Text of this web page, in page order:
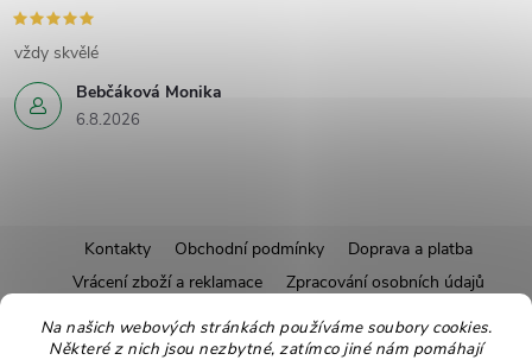
Na našich webových stránkách používáme soubory cookies.
Některé z nich jsou nezbytné, zatímco jiné nám pomáhají
Bebčáková Monika
6.8.2026
vždy skvělé
á
Kontakty Obchodní podmínky
Doprava a platba
Vrácení zboží a reklamace
Zpracování osobních údajů
Pravidla soutěží
Affiliate program
Recepty
Pro nové dodavatele
Ekologické balení Moje objednávka